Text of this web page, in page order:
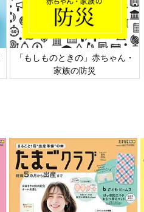
六星占術 細木かおりさんの人生
相談